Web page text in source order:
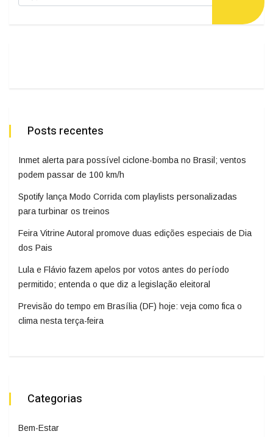
Posts recentes
Inmet alerta para possível ciclone-bomba no Brasil; ventos
podem passar de 100 km/h
Spotify lança Modo Corrida com playlists personalizadas
para turbinar os treinos
Feira Vitrine Autoral promove duas edições especiais de Dia
dos Pais
Lula e Flávio fazem apelos por votos antes do período
permitido; entenda o que diz a legislação eleitoral
Previsão do tempo em Brasília (DF) hoje: veja como fica o
clima nesta terça-feira
Categorias
Bem-Estar